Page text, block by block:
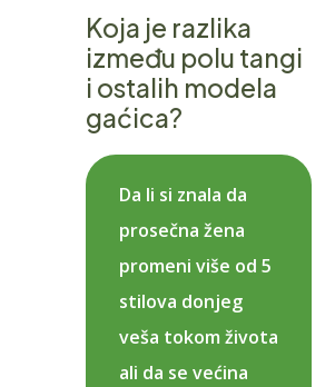
Koja je razlika
između polu tangi
i ostalih modela
gaćica?
Da li si znala da
prosečna žena
promeni više od 5
stilova donjeg
veša tokom života
ali da se većina